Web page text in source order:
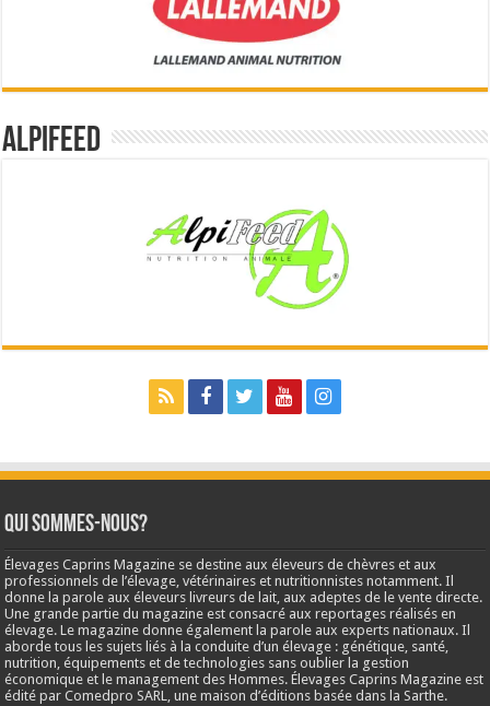
Alpifeed
Qui sommes-nous?
Élevages Caprins Magazine se destine aux éleveurs de chèvres et aux
professionnels de l’élevage, vétérinaires et nutritionnistes notamment. Il
donne la parole aux éleveurs livreurs de lait, aux adeptes de le vente directe.
Une grande partie du magazine est consacré aux reportages réalisés en
élevage. Le magazine donne également la parole aux experts nationaux. Il
aborde tous les sujets liés à la conduite d’un élevage : génétique, santé,
nutrition, équipements et de technologies sans oublier la gestion
économique et le management des Hommes. Élevages Caprins Magazine est
édité par Comedpro SARL, une maison d’éditions basée dans la Sarthe.